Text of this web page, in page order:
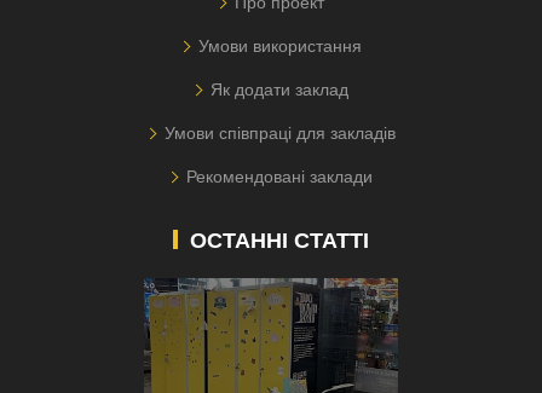
Умови використання
Як додати заклад
Умови співпраці для закладів
Рекомендовані заклади
ОСТАННІ СТАТТІ